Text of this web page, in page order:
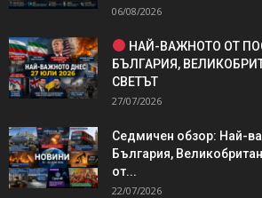
06/08/2026
НАЙ-ВАЖНОТО ОТ
БЪЛГАРИЯ,
СВЕТЪТ
27/07/2026
Седмичен обзор: Най-
България,
от...
22/07/2026